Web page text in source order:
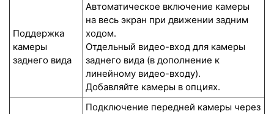
Поддержка
камеры
заднего вида
Автоматическое включение камеры
на весь экран при движении задним
ходом.
Отдельный видео-вход для камеры
заднего вида (в дополнение к
линейному видео-входу).
Добавляйте камеры в опциях.
Подключение передней камеры через